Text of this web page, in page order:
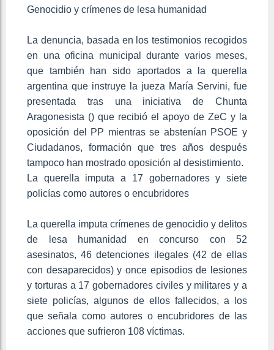
Genocidio y crímenes de lesa humanidad
La denuncia, basada en los testimonios recogidos
en una oficina municipal durante varios meses,
que también han sido aportados a la querella
argentina que instruye la jueza María Servini, fue
presentada tras una iniciativa de Chunta
Aragonesista () que recibió el apoyo de ZeC y la
oposición del PP mientras se abstenían PSOE y
Ciudadanos, formación que tres años después
tampoco han mostrado oposición al desistimiento.
La querella imputa a 17 gobernadores y siete
policías como autores o encubridores
La querella imputa crímenes de genocidio y delitos
de lesa humanidad en concurso con 52
asesinatos, 46 detenciones ilegales (42 de ellas
con desaparecidos) y once episodios de lesiones
y torturas a 17 gobernadores civiles y militares y a
siete policías, algunos de ellos fallecidos, a los
que señala como autores o encubridores de las
acciones que sufrieron 108 víctimas.